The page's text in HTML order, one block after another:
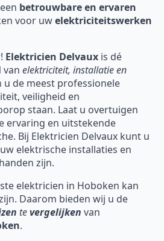
betrouwbare en ervaren
voor uwelektriciteitswerken
Elektricien Delvaux is dé
van elektriciteit, installatie en
u de meest professionele
veiligheid en
staan. Laat u overtuigen
ervaring en uitstekende
Bij Elektricien Delvaux kunt u
elektrische installaties en
zijn.
elektricien in Hoboken kan
Daarom bieden wij u de
tevergelijken van
.